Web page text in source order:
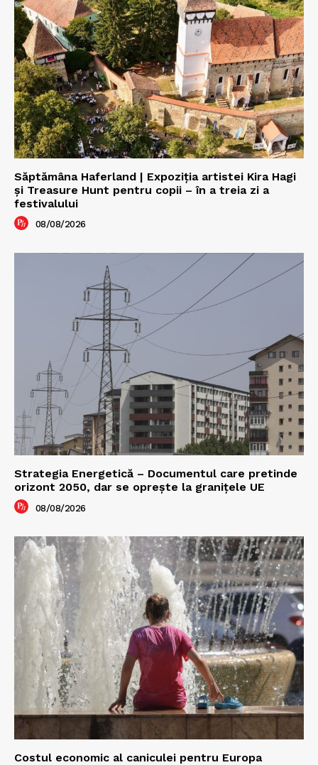
Săptămâna Haferland | Expoziţia artistei Kira Hagi
şi Treasure Hunt pentru copii – în a treia zi a
festivalului
08/08/2026
Strategia Energetică – Documentul care pretinde
orizont 2050, dar se oprește la granițele UE
08/08/2026
Costul economic al caniculei pentru Europa